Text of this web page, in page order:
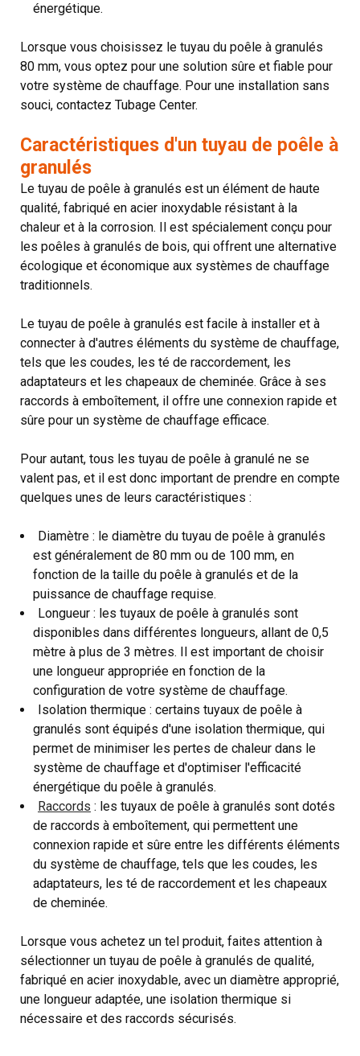
énergétique.
Lorsque vous choisissez le tuyau du poêle à granulés
80 mm, vous optez pour une solution sûre et fiable pour
votre système de chauffage. Pour une installation sans
souci, contactez Tubage Center.
Caractéristiques d'un tuyau de poêle à
granulés
Le tuyau de poêle à granulés est un élément de haute
qualité, fabriqué en acier inoxydable résistant à la
chaleur et à la corrosion. Il est spécialement conçu pour
les poêles à granulés de bois, qui offrent une alternative
écologique et économique aux systèmes de chauffage
traditionnels.
Le tuyau de poêle à granulés est facile à installer et à
connecter à d'autres éléments du système de chauffage,
tels que les coudes, les té de raccordement, les
adaptateurs et les chapeaux de cheminée. Grâce à ses
raccords à emboîtement, il offre une connexion rapide et
sûre pour un système de chauffage efficace.
Pour autant, tous les tuyau de poêle à granulé ne se
valent pas, et il est donc important de prendre en compte
quelques unes de leurs caractéristiques :
Diamètre : le diamètre du tuyau de poêle à granulés
est généralement de 80 mm ou de 100 mm, en
fonction de la taille du poêle à granulés et de la
puissance de chauffage requise.
Longueur : les tuyaux de poêle à granulés sont
disponibles dans différentes longueurs, allant de 0,5
mètre à plus de 3 mètres. Il est important de choisir
une longueur appropriée en fonction de la
configuration de votre système de chauffage.
Isolation thermique : certains tuyaux de poêle à
granulés sont équipés d'une isolation thermique, qui
permet de minimiser les pertes de chaleur dans le
système de chauffage et d'optimiser l'efficacité
énergétique du poêle à granulés.
Raccords : les tuyaux de poêle à granulés sont dotés
de raccords à emboîtement, qui permettent une
connexion rapide et sûre entre les différents éléments
du système de chauffage, tels que les coudes, les
adaptateurs, les té de raccordement et les chapeaux
de cheminée.
Lorsque vous achetez un tel produit, faites attention à
sélectionner un tuyau de poêle à granulés de qualité,
fabriqué en acier inoxydable, avec un diamètre approprié,
une longueur adaptée, une isolation thermique si
nécessaire et des raccords sécurisés.